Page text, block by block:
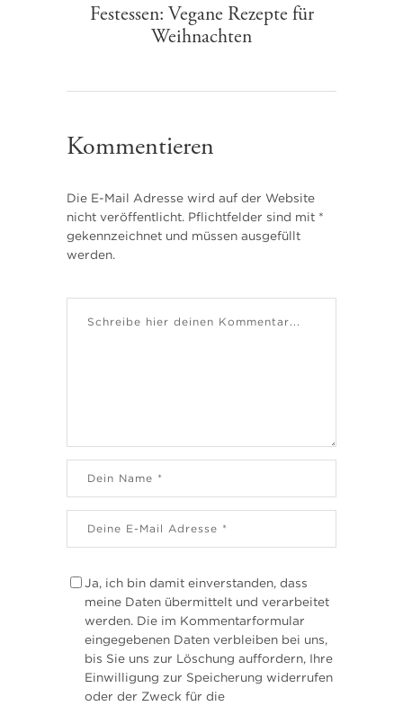
Festessen: Vegane Rezepte für
Weihnachten
Kommentieren
Die E-Mail Adresse wird auf der Website
nicht veröffentlicht. Pflichtfelder sind mit *
gekennzeichnet und müssen ausgefüllt
werden.
Ja, ich bin damit einverstanden, dass
meine Daten übermittelt und verarbeitet
werden. Die im Kommentarformular
eingegebenen Daten verbleiben bei uns,
bis Sie uns zur Löschung auffordern, Ihre
Einwilligung zur Speicherung widerrufen
oder der Zweck für die